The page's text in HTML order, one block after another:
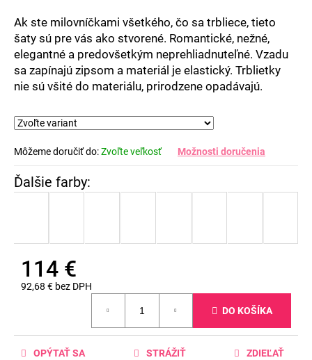
hviezdičiek.
Ak ste milovníčkami všetkého, čo sa trbliece, tieto
šaty sú pre vás ako stvorené. Romantické, nežné,
elegantné a predovšetkým neprehliadnuteľné. Vzadu
sa zapínajú zipsom a materiál je elastický. Trblietky
nie sú všité do materiálu, prirodzene opadávajú.
Môžeme doručiť do:Zvoľte veľkosť Možnosti doručenia
114 €
92,68 € bez DPH
DO KOŠÍKA
OPÝTAŤ SA STRÁŽIŤ ZDIEĽAŤ